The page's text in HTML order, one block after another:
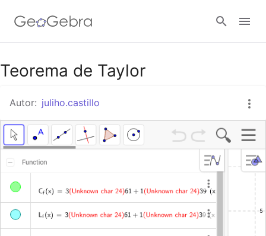
Google Classroom
GeoGebra Classroom
Teorema de Taylor
Autor: juliho.castillo